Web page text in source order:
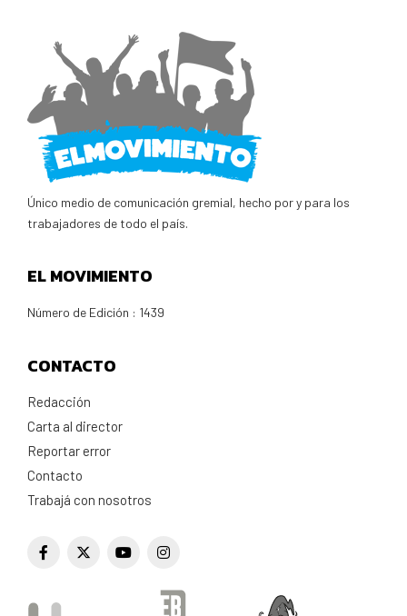
Único medio de comunicación gremial, hecho por y para los
trabajadores de todo el país.
EL MOVIMIENTO
Número de Edición : 1439
CONTACTO
Redacción
Carta al director
Reportar error
Contacto
Trabajá con nosotros